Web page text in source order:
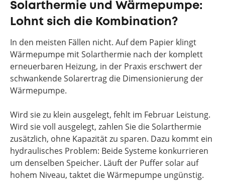
Solarthermie und Wärmepumpe:
Lohnt sich die Kombination?
In den meisten Fällen nicht. Auf dem Papier klingt
Wärmepumpe mit Solarthermie nach der komplett
erneuerbaren Heizung, in der Praxis erschwert der
schwankende Solarertrag die Dimensionierung der
Wärmepumpe.
Wird sie zu klein ausgelegt, fehlt im Februar Leistung.
Wird sie voll ausgelegt, zahlen Sie die Solarthermie
zusätzlich, ohne Kapazität zu sparen. Dazu kommt ein
hydraulisches Problem: Beide Systeme konkurrieren
um denselben Speicher. Läuft der Puffer solar auf
hohem Niveau, taktet die Wärmepumpe ungünstig.